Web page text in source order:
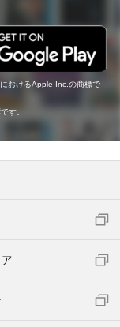
おけるApple Inc.の商標で
す。